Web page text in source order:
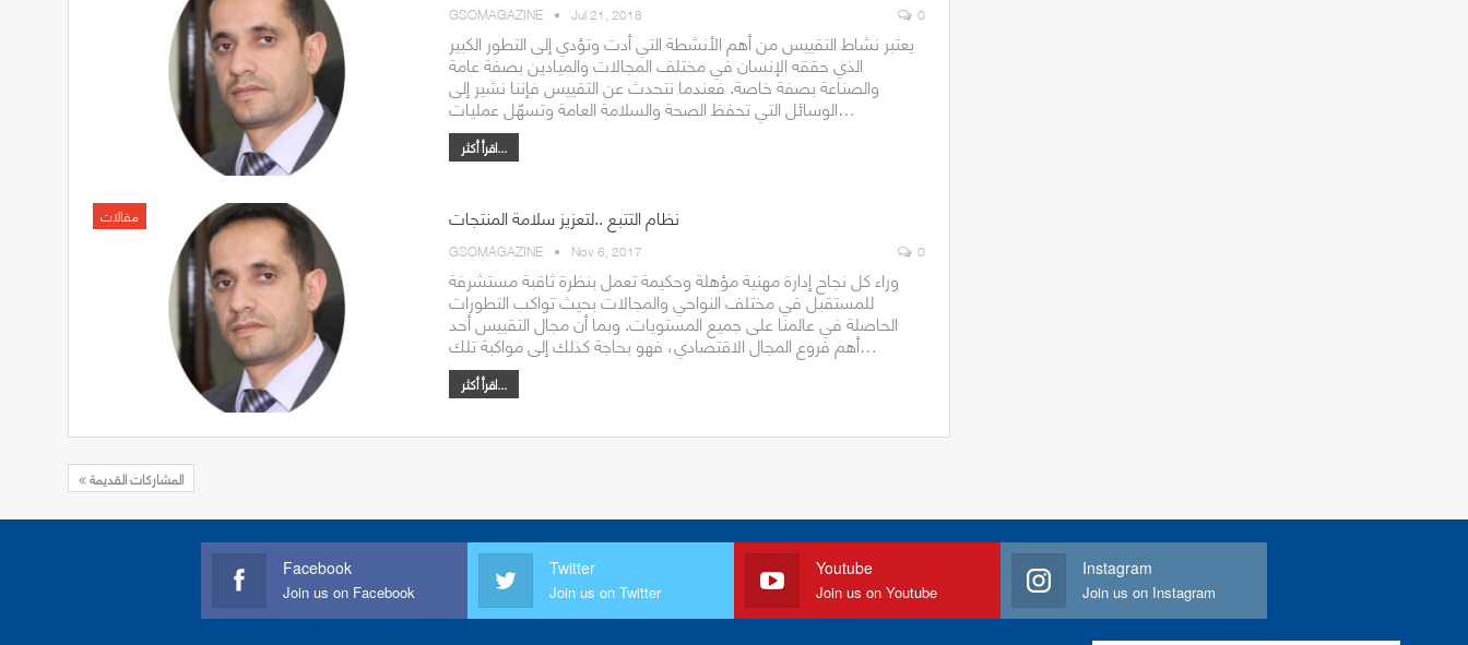
GSOMAGAZINE Jul 21, 2018 0
يعتبر نشاط التقييس من أهم الأنشطة التي أدت وتؤدي إلى التطور الكبير
الذي حققه الإنسان في مختلف المجالات والميادين بصفة عامة
والصناعة بصفة خاصة. فعندما نتحدث عن التقييس فإننا نشير إلى
الوسائل التي تحفظ الصحة والسلامة العامة وتسهّل عمليات…
اقرأ أكثر...
مقالات نظام التتبع ..لتعزيز سلامة المنتجات
GSOMAGAZINE Nov 6, 2017 0
وراء كل نجاح إدارة مهنية مؤهلة وحكيمة تعمل بنظرة ثاقبة مستشرفة
للمستقبل في مختلف النواحي والمجالات بحيث تواكب التطورات
الحاصلة في عالمنا على جميع المستويات. وبما أن مجال التقييس أحد
أهم فروع المجال الاقتصادي، فهو بحاجة كذلك إلى مواكبة تلك…
اقرأ أكثر...
المشاركات القديمة
Facebook
Join us on Facebook
Twitter
Join us on Twitter
Youtube
Join us on Youtube
Instagram
Join us on Instagram